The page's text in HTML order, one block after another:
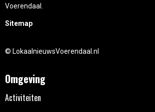
Voerendaal.
Sitemap
© LokaalnieuwsVoerendaal.nl
Omgeving
Activiteiten